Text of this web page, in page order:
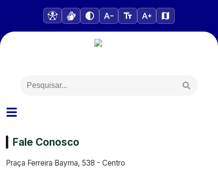
Fale Conosco
Praça Ferreira Bayma, 538 - Centro